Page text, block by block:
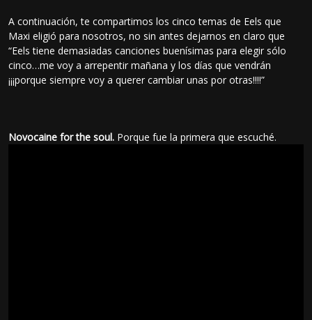
A continuación, te compartimos los cinco temas de Eels que
Maxi eligió para nosotros, no sin antes dejarnos en claro que
“Eels tiene demasiadas canciones buenísimas para elegir sólo
cinco…me voy a arrepentir mañana y los días que vendrán
¡¡¡porque siempre voy a querer cambiar unas por otras!!!!”
Novocaine for the soul. Porque fue la primera que escuché.